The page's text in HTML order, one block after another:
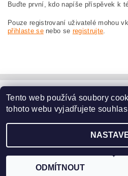
Buďte první, kdo napíše příspěvek k
Pouze registrovaní uživatelé mohou
přihlaste senebo se registrujte.
www.nahradni-uhliky.cz, všechna
cookies
Tento web používá soubory
tohoto webu vyjadřujete
ODMÍTNOUT